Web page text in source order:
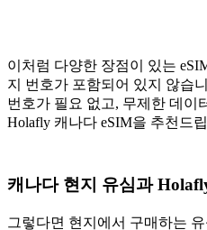
이처럼 다양한 장점이 있는
지 번호가 포함되어 있지 않습
번호가 필요 없고, 무제한 데이
Holafly 캐나다 eSIM을 추천드
캐나다 현지 유심과
그렇다면 현지에서 구매하는